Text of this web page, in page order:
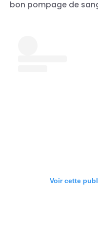
bon pompage de
Voir cette